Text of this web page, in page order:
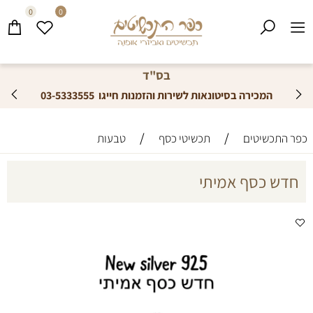
בס"ד
המכירה בסיטונאותלשירות והזמנות חייגו 03-5333555
0 0
כפר התכשיטים / תכשיטי כסף / טבעות
חדש כסף אמיתי